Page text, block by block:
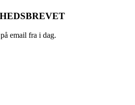
email fra i dag.